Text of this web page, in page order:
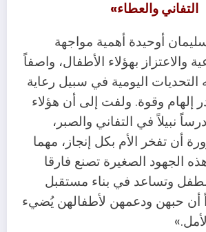
التفاني والعطاء»
أوحيدة أهمية مواجهة
والاعتزاز بهؤلاء الأطفال، واصفاً
التحديات اليومية في سبيل رعاية
إلهام وقوة. ولفت إلى أن هؤلاء
نبيلاً في التفاني والصبر،
أن تفخر الأم بكل إنجاز، مهما
الجهود الصغيرة تصنع فارقا
وتساعد في بناء مستقبل
أن حبهن ودعمهن لأطفالهن يُضيء